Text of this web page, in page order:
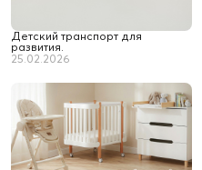
Детский транспорт для
развития.
25.02.2026